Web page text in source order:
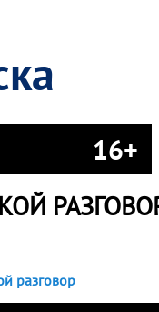
16+
разговор